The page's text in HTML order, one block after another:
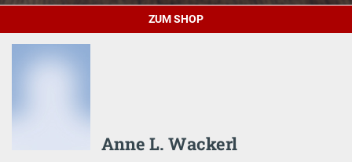
ZUM SHOP
Anne L. Wackerl